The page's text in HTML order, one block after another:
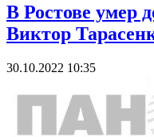
В Ростове умер
Виктор
30.10.2022 10:35